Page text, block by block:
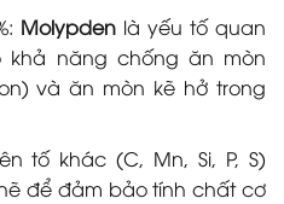
Molypdenlà yếu tố quan
khả năng chống ăn mòn
và ăn mòn kẽ hở trong
tố khác (C, Mn, Si, P, S)
để đảm bảo tính chất cơ